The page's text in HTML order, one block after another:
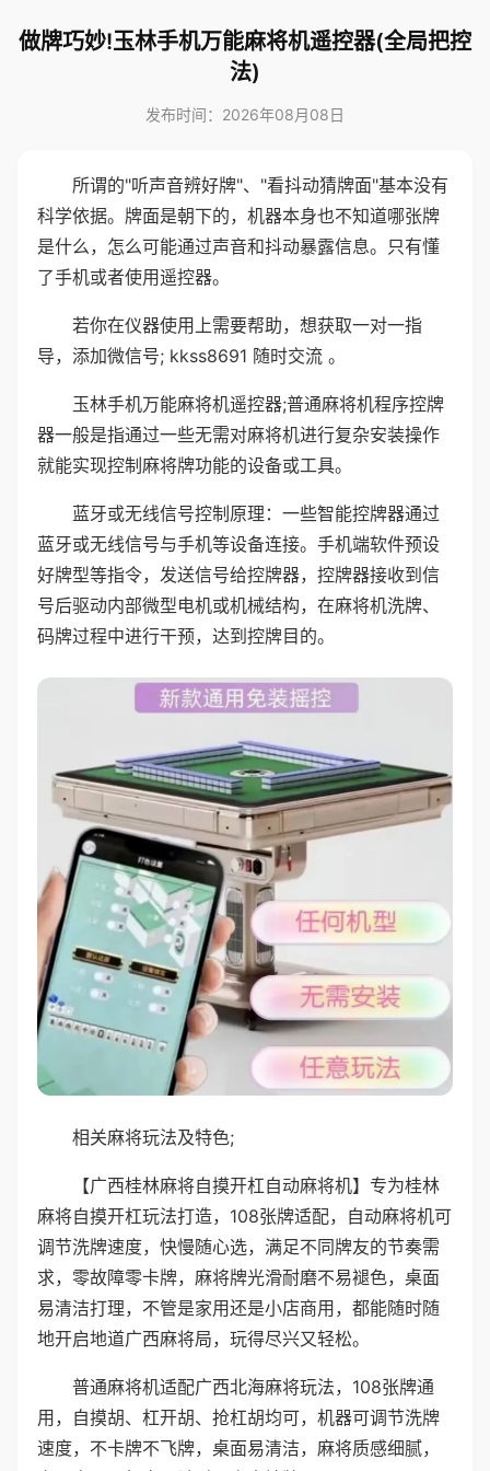
做牌巧妙!玉林手机万能麻将机遥控器(全局把控
法)
发布时间：2026年08月08日
所谓的"听声音辨好牌"、"看抖动猜牌面"基本没有
科学依据。牌面是朝下的，机器本身也不知道哪张牌
是什么，怎么可能通过声音和抖动暴露信息。只有懂
了手机或者使用遥控器。
若你在仪器使用上需要帮助，想获取一对一指
导，添加微信号; kkss8691 随时交流 。
玉林手机万能麻将机遥控器;普通麻将机程序控牌
器一般是指通过一些无需对麻将机进行复杂安装操作
就能实现控制麻将牌功能的设备或工具。
蓝牙或无线信号控制原理：一些智能控牌器通过
蓝牙或无线信号与手机等设备连接。手机端软件预设
好牌型等指令，发送信号给控牌器，控牌器接收到信
号后驱动内部微型电机或机械结构，在麻将机洗牌、
码牌过程中进行干预，达到控牌目的。
相关麻将玩法及特色;
【广西桂林麻将自摸开杠自动麻将机】专为桂林
麻将自摸开杠玩法打造，108张牌适配，自动麻将机可
调节洗牌速度，快慢随心选，满足不同牌友的节奏需
求，零故障零卡牌，麻将牌光滑耐磨不易褪色，桌面
易清洁打理，不管是家用还是小店商用，都能随时随
地开启地道广西麻将局，玩得尽兴又轻松。
普通麻将机适配广西北海麻将玩法，108张牌通
用，自摸胡、杠开胡、抢杠胡均可，机器可调节洗牌
速度，不卡牌不飞牌，桌面易清洁，麻将质感细腻，